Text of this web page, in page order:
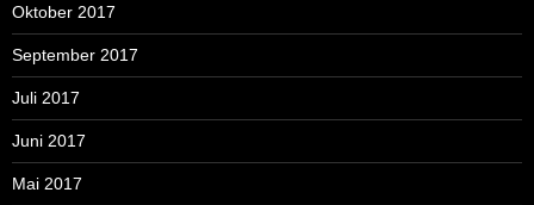
Oktober 2017
September 2017
Juli 2017
Juni 2017
Mai 2017